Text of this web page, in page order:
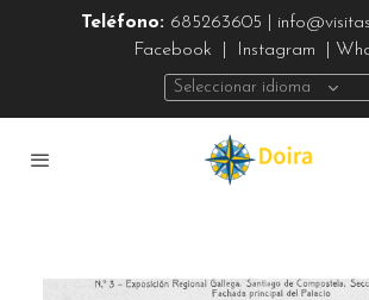
Teléfono: 685263605 |
Facebook
Instagram |
Seleccionar idioma